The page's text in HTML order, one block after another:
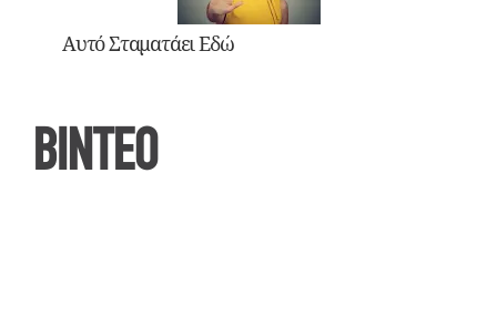
Αυτό Σταματάει Εδώ
ΒΙΝΤΕΟ